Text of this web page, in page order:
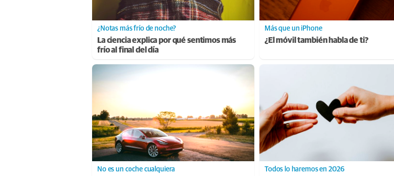
¿Notas más frío de noche?
La ciencia explica por qué sentimos más
frío al final del día
Más que un iPhone
¿El móvil también habla de ti?
No es un coche cualquiera Todos lo haremos en 2026